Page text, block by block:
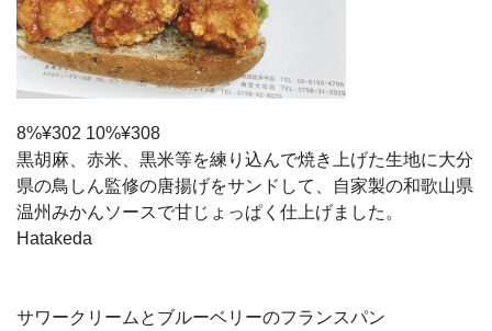
8%¥302 10%¥308
黒胡麻、赤米、黒米等を練り込んで焼き上げた生地に大分
県の鳥しん監修の唐揚げをサンドして、自家製の和歌山県
温州みかんソースで甘じょっぱく仕上げました。
Hatakeda
サワークリームとブルーベリーのフランスパン